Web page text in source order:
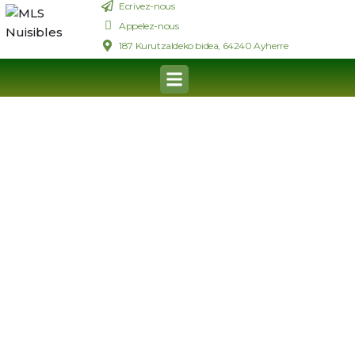
Ecrivez-nous
Appelez-nous
187 Kurutzaldeko bidea, 64240 Ayherre